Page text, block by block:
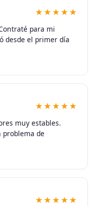
★★★★★
para mi
desde el primer día
★★★★★
muy estables.
problema de
★★★★★